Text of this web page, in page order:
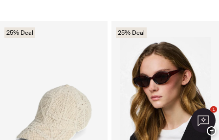
25% Deal 25% Deal
1
−